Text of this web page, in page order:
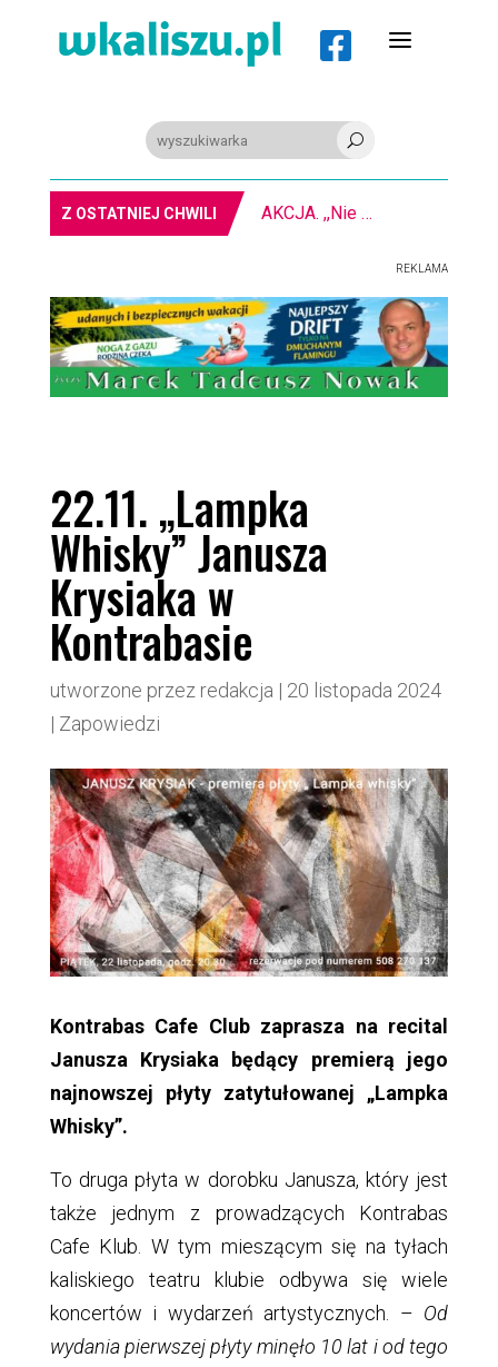
 a
U
Z OSTATNIEJ CHWILI PIŁKA RĘCZNA. Nowa bramkarka Szczypiorna. Grała w Norwegii
REKLAMA
22.11. „Lampka
Whisky” Janusza
Krysiaka w
Kontrabasie
utworzone przez redakcja | 20 listopada 2024
| Zapowiedzi
Kontrabas Cafe Club zaprasza na recital
Janusza Krysiaka będący premierą jego
najnowszej płyty zatytułowanej „Lampka
Whisky”.
To druga płyta w dorobku Janusza, który jest
także jednym z prowadzących Kontrabas
Cafe Klub. W tym mieszącym się na tyłach
kaliskiego teatru klubie odbywa się wiele
koncertów i wydarzeń artystycznych. – Od
wydania pierwszej płyty minęło 10 lat i od tego